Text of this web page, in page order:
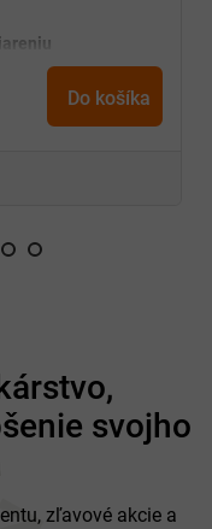
Do košíka
svojho
zľavové akcie a